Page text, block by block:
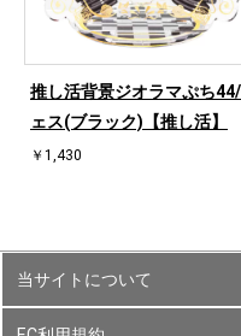
推し活背景ジオラマぷち
ェス(ブラック)【推し活】
￥1,430
当サイトについて